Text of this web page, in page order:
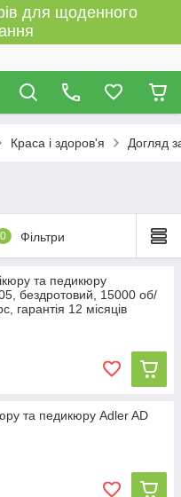
для щоденного
Краса і здоров'я Догляд
0 Фільтри
та педикюру
бездротовий, 15000 об/
гарантія 12 місяців
та педикюру Adler AD